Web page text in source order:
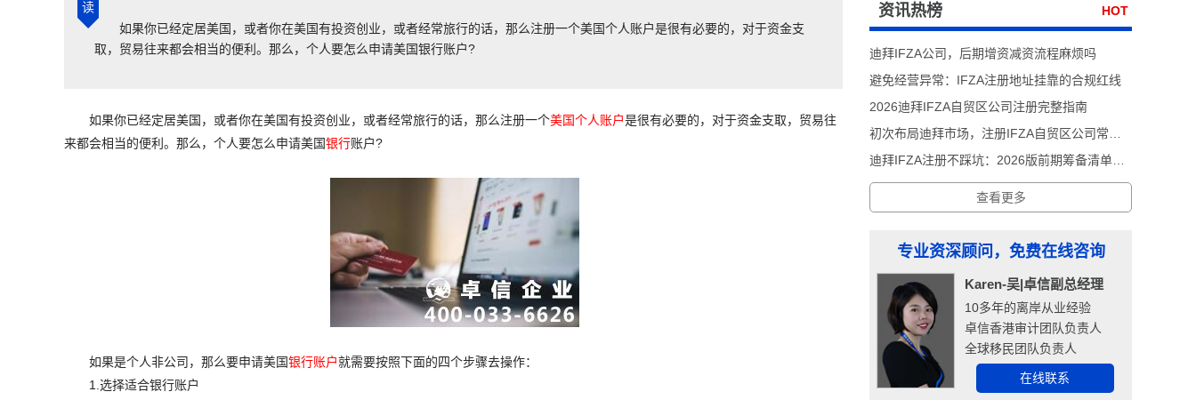
读
如果你已经定居美国，或者你在美国有投资创业，或者经常旅行的话，那么注册一个美国个人账户是很有必要的，对于资金支
取，贸易往来都会相当的便利。那么，个人要怎么申请美国银行账户?
如果你已经定居美国，或者你在美国有投资创业，或者经常旅行的话，那么注册一个美国个人账户是很有必要的，对于资金支取，贸易往
来都会相当的便利。那么，个人要怎么申请美国银行账户?
如果是个人非公司，那么要申请美国银行账户就需要按照下面的四个步骤去操作：
1.选择适合银行账户
资讯热榜 HOT
迪拜IFZA公司，后期增资减资流程麻烦吗
避免经营异常：IFZA注册地址挂靠的合规红线
2026迪拜IFZA自贸区公司注册完整指南
查看更多
专业资深顾问，免费在线咨询
Karen-吴|卓信副总经理
10多年的离岸从业经验
卓信香港审计团队负责人
全球移民团队负责人
在线联系